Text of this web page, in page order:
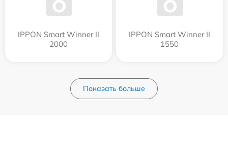
IPPON Smart Winner II
2000
IPPON Smart Winner II
1550
Показать больше